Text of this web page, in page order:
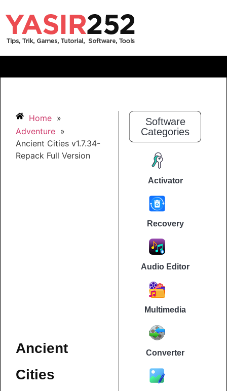
Home »
Adventure »
Ancient Cities v1.7.34-
Repack Full Version
Ancient
Cities
Software
Categories
Activator
Recovery
Audio Editor
Multimedia
Converter